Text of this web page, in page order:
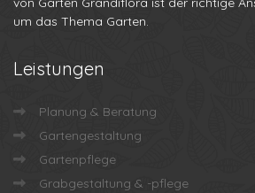
um das Thema Garten.
Leistungen
Planung & Beratung
Gartengestaltung
Gartenpflege
Grabgestaltung & -pflege